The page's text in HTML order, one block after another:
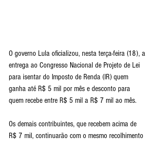
O governo Lula oficializou, nesta terça-feira (18), a
entrega ao Congresso Nacional de Projeto de Lei
para isentar do Imposto de Renda (IR) quem
ganha até R$ 5 mil por mês e desconto para
quem recebe entre R$ 5 mil a R$ 7 mil ao mês.
Os demais contribuintes, que recebem acima de
R$ 7 mil, continuarão com o mesmo recolhimento